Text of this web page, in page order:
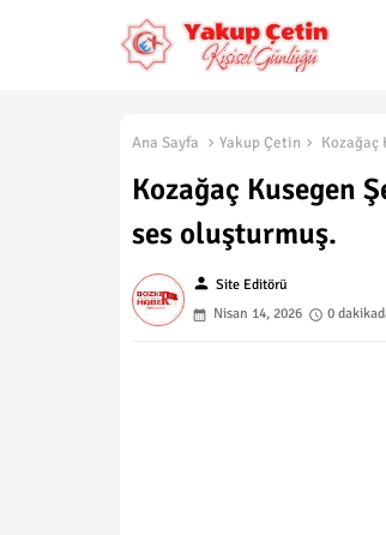
Ana Sayfa Yakup Çetin Kozağaç
Kozağaç Kusegen
ses oluşturmuş.
person Site Editörü
Nisan 14, 2026
0